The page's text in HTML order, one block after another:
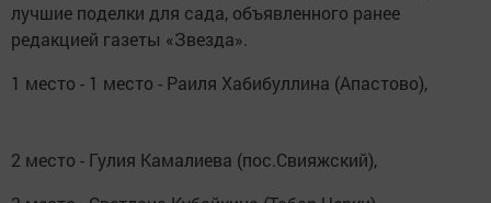
лучшие поделки для сада, объявленного ранее
редакцией газеты «Звезда».
1 место - 1 место - Раиля Хабибуллина (Апастово),
2 место - Гулия Камалиева (пос.Свияжский),